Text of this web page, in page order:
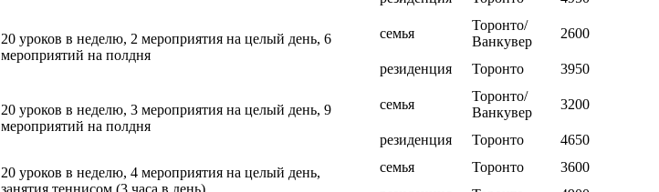
20 уроков в неделю, 2 мероприятия на целый день, 6
мероприятий на полдня
семья
Торонто/
Ванкувер
2600
резиденция Торонто 3950
20 уроков в неделю, 3 мероприятия на целый день, 9
мероприятий на полдня
семья
Торонто/
Ванкувер
3200
резиденция Торонто 4650
20 уроков в неделю, 4 мероприятия на целый день,
занятия теннисом (3 часа в день)
семья Торонто
3600